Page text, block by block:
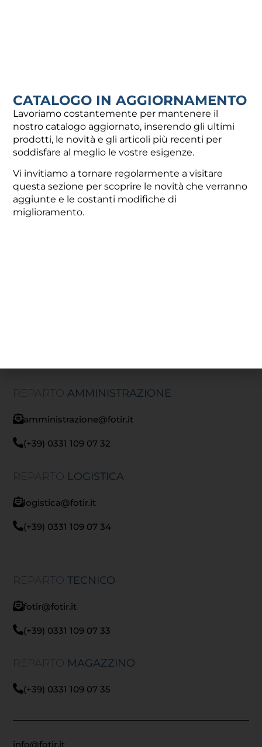
CONTATTIUTILI
REPARTOAMMINISTRAZIONE
amministrazione@fotir.it
(+39) 0331 109 07 32
REPARTO LOGISTICA
logistica@fotir.it
(+39) 0331 109 07 34
REPARTOTECNICO
fotir@fotir.it
(+39) 0331 109 07 33
REPARTO MAGAZZINO
(+39) 0331 109 07 35
info@fotir.it
CATALOGO IN AGGIORNAMENTO
Lavoriamo costantemente per mantenere il
nostro catalogo aggiornato, inserendo gli ultimi
prodotti, le novità e gli articoli più recenti per
soddisfare al meglio le vostre esigenze.
Vi invitiamo a tornare regolarmente a visitare
questa sezione per scoprire le novità che verranno
aggiunte e le costanti modifiche di
miglioramento.